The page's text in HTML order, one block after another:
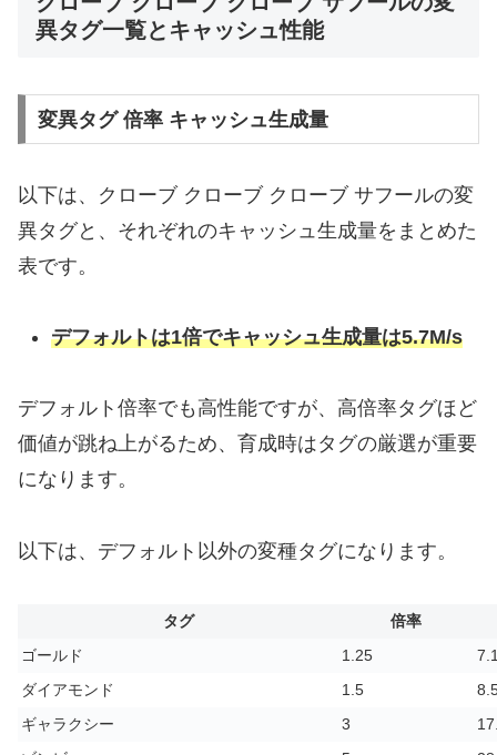
異タグ一覧とキャッシュ性能
変異タグ 倍率 キャッシュ生成量
以下は、クローブ クローブ クローブ サフールの変
異タグと、それぞれのキャッシュ生成量をまとめた
表です。
デフォルトは1倍でキャッシュ生成量は5.7M/s
デフォルト倍率でも高性能ですが、高倍率タグほど
価値が跳ね上がるため、育成時はタグの厳選が重要
になります。
以下は、デフォルト以外の変種タグになります。
タグ
倍率
ゴールド
1.25
ダイアモンド
1.5
ギャラクシー
3